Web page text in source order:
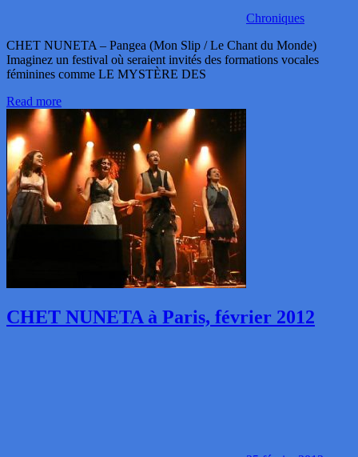
Chroniques
CHET NUNETA – Pangea (Mon Slip / Le Chant du Monde)
Imaginez un festival où seraient invités des formations vocales
féminines comme LE MYSTÈRE DES
Read more
CHET NUNETA à Paris, février 2012